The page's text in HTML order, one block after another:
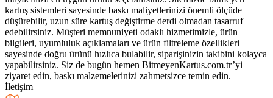
kartuş sistemleri sayesinde baskı maliyetlerinizi önemli ölçüde
düşürebilir, uzun süre kartuş değiştirme derdi olmadan tasarruf
edebilirsiniz. Müşteri memnuniyeti odaklı hizmetimizle, ürün
bilgileri, uyumluluk açıklamaları ve ürün filtreleme özellikleri
sayesinde doğru ürünü hızlıca bulabilir, siparişinizin takibini kolayca
yapabilirsiniz. Siz de bugün hemen BitmeyenKartus.com.tr’yi
ziyaret edin, baskı malzemelerinizi zahmetsizce temin edin.
İletişim